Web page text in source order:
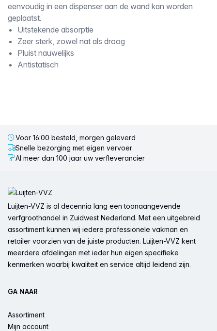
eenvoudig in een dispenser aan de wand kan worden
geplaatst.
Uitstekende absorptie
Zeer sterk, zowel nat als droog
Pluist nauwelijks
Antistatisch
Voor 16:00 besteld, morgen geleverd
Snelle bezorging met eigen vervoer
Al meer dan 100 jaar uw verfleverancier
Luijten-VVZ is al decennia lang een toonaangevende
verfgroothandel in Zuidwest Nederland. Met een uitgebreid
assortiment kunnen wij iedere professionele vakman en
retailer voorzien van de juiste producten. Luijten-VVZ kent
meerdere afdelingen met ieder hun eigen specifieke
kenmerken waarbij kwaliteit en service altijd leidend zijn.
GA NAAR
Assortiment
Mijn account